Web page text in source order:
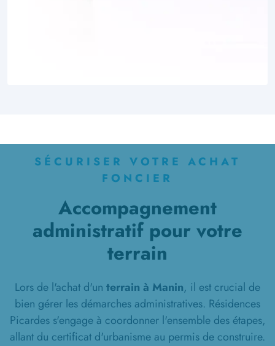
SÉCURISER VOTRE ACHAT
FONCIER
Accompagnement
administratif pour votre
terrain
Lors de l'achat d'un terrain à Manin, il est crucial de
bien gérer les démarches administratives. Résidences
Picardes s'engage à coordonner l'ensemble des étapes,
allant du certificat d'urbanisme au permis de construire.